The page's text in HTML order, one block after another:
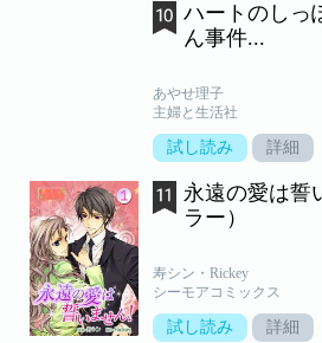
ハートのしっ
ん事件...
あやせ理子
主婦と生活社
試し読み 詳細
永遠の愛は誓
ラー）
寿シン・Rickey
シーモアコミックス
試し読み 詳細